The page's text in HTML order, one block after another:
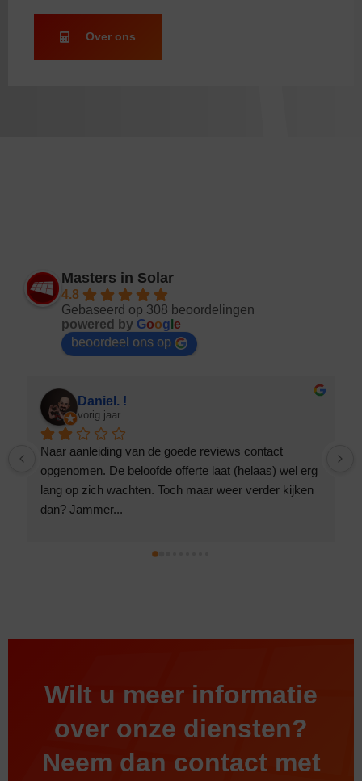
Over ons
Masters in Solar
4.8
Gebaseerd op 308 beoordelingen
powered by Goog e
beoordeel ons op
Wendy Alberts
vorig jaar
Snelle service, netjes geïnstalleerd en duidelijke
uitleg. Zeer tevreden!
Wilt u meer informatie
over onze diensten?
Neem dan contact met